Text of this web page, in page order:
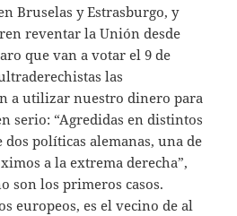
Bruselas y Estrasburgo, y
reventar la Unión desde
que van a votar el 9 de
las
a utilizar nuestro dinero para
serio: “Agredidas en distintos
dos políticas alemanas, una de
a la extrema derecha”,
son los primeros casos.
europeos, es el vecino de al